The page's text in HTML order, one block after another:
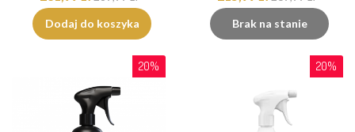
Dodaj do koszyka
Brak na stanie
20% 20%